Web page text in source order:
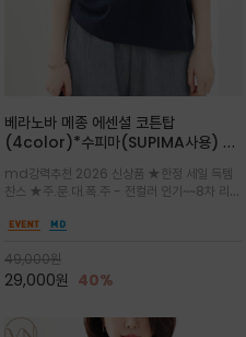
베라노바 메종 에센셜 코튼탑
(4color)*수피마(SUPIMA사용) 레
는 레터링 티셔츠
md강력추천 2026 신상품 ★한정 세일 득템
찬스 ★주.문.대.폭.주 - 전컬러 인기~~8차 리오
픽이나 컬러 조합을 통해 'Essential'한 무드를
좋은 컬러웨이와 디자인입니다^^
49,000원
29,000원 40%